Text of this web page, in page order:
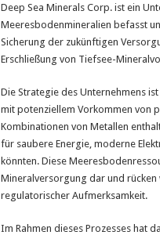
Deep Sea Minerals Corp. ist ein
Meeresbodenmineralien befasst
Sicherung der zukünftigen
Erschließung von Tiefsee-
Die Strategie des Unternehmens
mit potenziellem Vorkommen von
Kombinationen von Metallen
für saubere Energie, moderne
könnten. Diese
Mineralversorgung dar und
regulatorischer Aufmerksamkeit.
Im Rahmen dieses Prozesses hat